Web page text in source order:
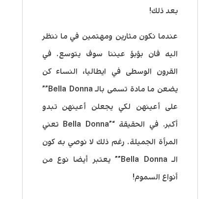
بعد ذلك!
عندما نكون مثارين ومهتمين في ما ننظر
اليه فان بؤبؤ عيننا سوف يتوسع. في
القرون الوسطى في ايطاليا، النساء كن
يضعن ما مادة تسمى بالـ Bella Donna””
على أعينهن لكي يجعلن أعينهن تبدو
أكبر. في الحقيقة “”Bella Donna تعني
المرأة الجميلة. رغم ذلك لا نوصي به كون
الـ Bella Donna”” يعتبر أيضا نوع من
أنواع السموم!